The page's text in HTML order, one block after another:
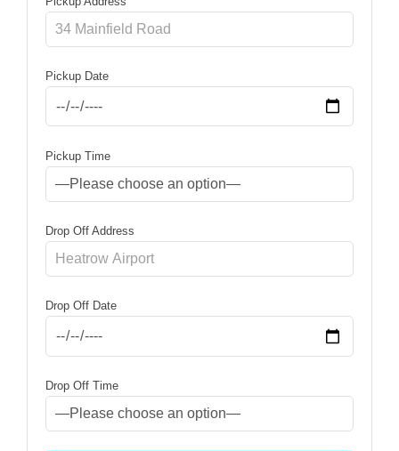
Pickup Date
Pickup Time
Drop Off Address
Drop Off Date
Drop Off Time